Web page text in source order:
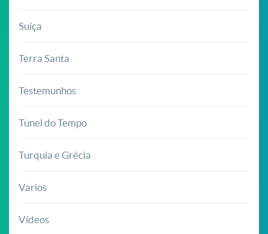
Suíça
Terra Santa
Testemunhos
Tunel do Tempo
Turquia e Grécia
Varios
Vídeos